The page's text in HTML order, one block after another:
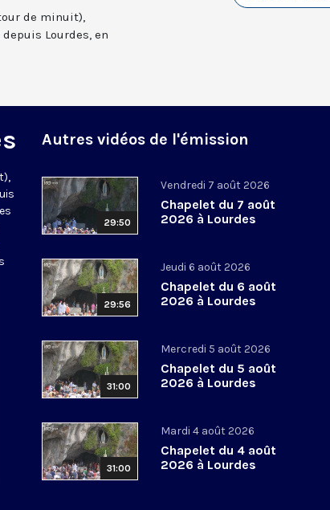
de minuit),
Lourdes, en
Autres vidéos de l'émission
29:50
Vendredi 7 août 2026
Chapelet du 7 août
2026 à Lourdes
29:56
Jeudi 6 août 2026
Chapelet du 6 août
2026 à Lourdes
31:00
Mercredi 5 août 2026
Chapelet du 5 août
2026 à Lourdes
31:00
Mardi 4 août 2026
Chapelet du 4 août
2026 à Lourdes